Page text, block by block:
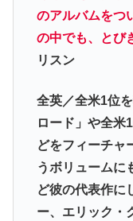
のアルバムを
の中でも、とび
リスン
全英／全米1位
ロード」や全米
どをフィーチャ
うボリュームに
ど彼の代表作に
ー、エリック・